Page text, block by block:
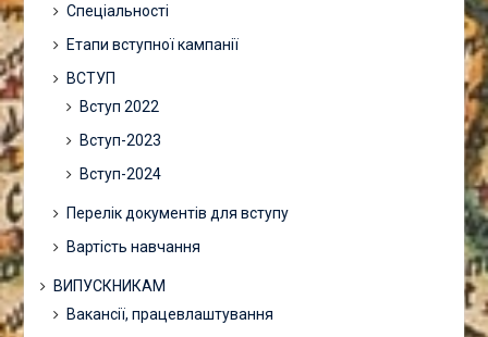
Спеціальності
Етапи вступної кампанії
ВСТУП
Вступ 2022
Вступ-2023
Вступ-2024
Перелік документів для вступу
Вартість навчання
ВИПУСКНИКАМ
Вакансії, працевлаштування